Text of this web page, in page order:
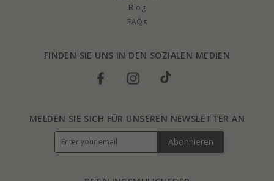
Blog
FAQs
FINDEN SIE UNS IN DEN SOZIALEN MEDIEN
MELDEN SIE SICH FÜR UNSEREN NEWSLETTER AN
Abonnieren